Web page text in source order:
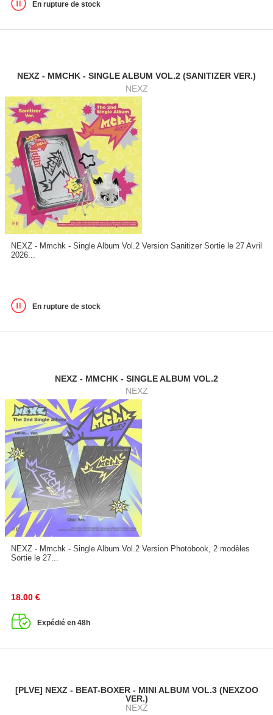
En rupture de stock
NEXZ - MMCHK - SINGLE ALBUM VOL.2 (SANITIZER VER.)
NEXZ
NEXZ - Mmchk - Single Album Vol.2 Version Sanitizer Sortie le 27 Avril
2026...
En rupture de stock
NEXZ - MMCHK - SINGLE ALBUM VOL.2
NEXZ
NEXZ - Mmchk - Single Album Vol.2 Version Photobook, 2 modèles
Sortie le 27...
18.00 €
Expédié en 48h
[PLVE] NEXZ - BEAT-BOXER - MINI ALBUM VOL.3 (NEXZOO
VER.)
NEXZ